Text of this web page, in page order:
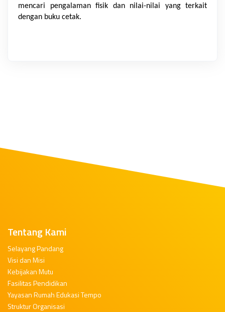
mencari pengalaman fisik dan nilai-nilai yang terkait
dengan buku cetak.
Tentang Kami
Selayang Pandang
Visi dan Misi
Kebijakan Mutu
Fasilitas Pendidikan
Yayasan Rumah Edukasi Tempo
Struktur Organisasi